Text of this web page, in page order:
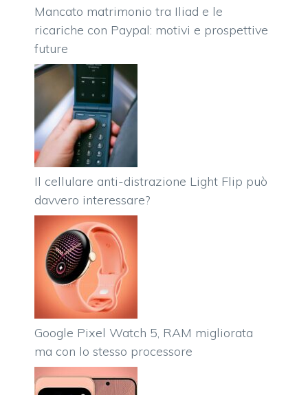
Mancato matrimonio tra Iliad e le
ricariche con Paypal: motivi e prospettive
future
Il cellulare anti-distrazione Light Flip può
davvero interessare?
Google Pixel Watch 5, RAM migliorata
ma con lo stesso processore